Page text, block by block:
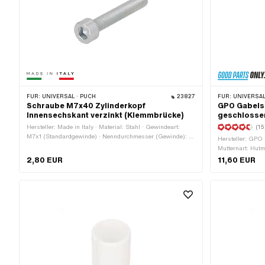
FÜR: UNIVERSAL · PUCH 23827
Schraube M7x40 Zylinderkopf
Innensechskant verzinkt (Klemmbrücke)
Hersteller: Made in Italy · Material: Stahl · Gewindeart:
M7x1 (Standardgewinde) · Nenndurchmesser (Gewinde): 7
6 mm · Schaft: Nein · Gewindelänge: 40 mm ·
2,80 EUR
FÜR: UNIVERSAL · PUCH ·
GPO
Hersteller: GPO
Mutternart:
· Ø aussen:
11,60 EUR